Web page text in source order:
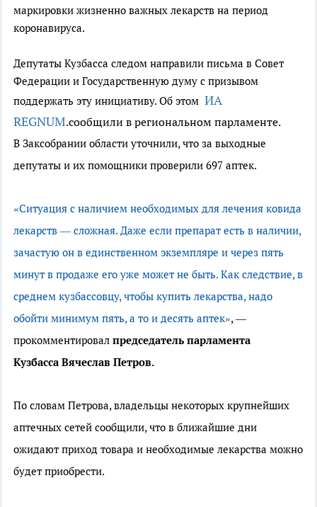
маркировки жизненно важных лекарств на период
коронавируса.
Депутаты Кузбасса следом направили письма в Совет
Федерации и Государственную думу с призывом
поддержать эту инициативу. Об этом ИА
REGNUM.сообщили в региональном парламенте.
В Заксобрании области уточнили, что за выходные
депутаты и их помощники проверили 697 аптек.
«Ситуация с наличием необходимых для лечения ковида
лекарств — сложная. Даже если препарат есть в наличии,
зачастую он в единственном экземпляре и через пять
минут в продаже его уже может не быть. Как следствие, в
среднем кузбассовцу, чтобы купить лекарства, надо
обойти минимум пять, а то и десять аптек», —
прокомментировал председатель парламента
Кузбасса Вячеслав Петров.
По словам Петрова, владельцы некоторых крупнейших
аптечных сетей сообщили, что в ближайшие дни
ожидают приход товара и необходимые лекарства можно
будет приобрести.